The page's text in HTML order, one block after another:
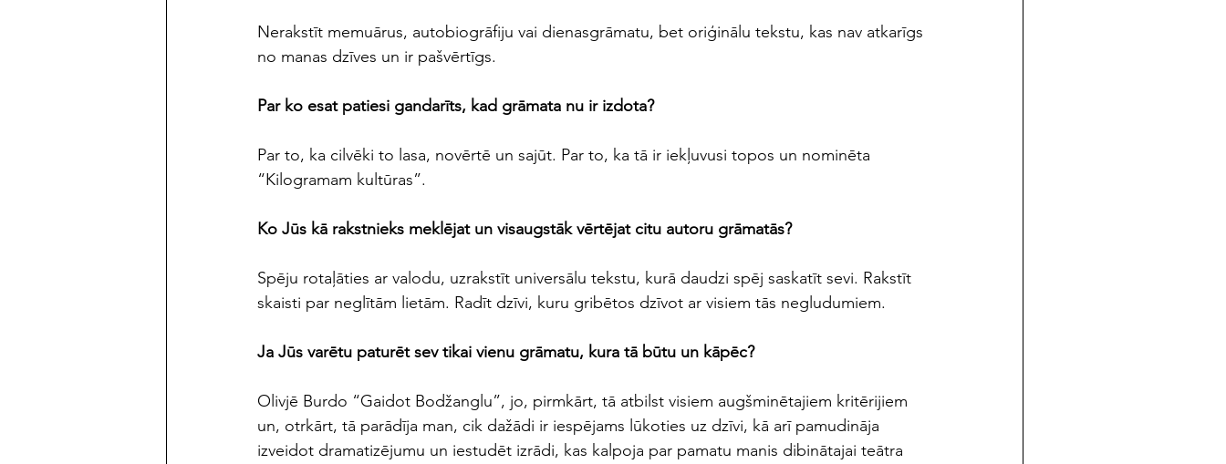
Nerakstīt memuārus, autobiogrāfiju vai dienasgrāmatu, bet oriģinālu tekstu, kas nav atkarīgs
no manas dzīves un ir pašvērtīgs.
Par ko esat patiesi gandarīts, kad grāmata nu ir izdota?
Par to, ka cilvēki to lasa, novērtē un sajūt. Par to, ka tā ir iekļuvusi topos un nominēta
“Kilogramam kultūras”.
Ko Jūs kā rakstnieks meklējat un visaugstāk vērtējat citu autoru grāmatās?
Spēju rotaļāties ar valodu, uzrakstīt universālu tekstu, kurā daudzi spēj saskatīt sevi. Rakstīt
skaisti par neglītām lietām. Radīt dzīvi, kuru gribētos dzīvot ar visiem tās negludumiem.
Ja Jūs varētu paturēt sev tikai vienu grāmatu, kura tā būtu un kāpēc?
Olivjē Burdo “Gaidot Bodžanglu”, jo, pirmkārt, tā atbilst visiem augšminētajiem kritērijiem
un, otrkārt, tā parādīja man, cik dažādi ir iespējams lūkoties uz dzīvi, kā arī pamudināja
izveidot dramatizējumu un iestudēt izrādi, kas kalpoja par pamatu manis dibinātajai teātra